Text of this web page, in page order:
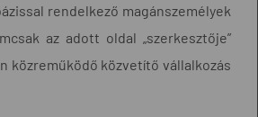
rendelkező magánszemélyek
az adott oldal „szerkesztője”
közreműködő közvetítő vállalkozás